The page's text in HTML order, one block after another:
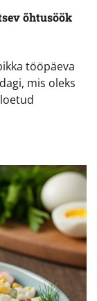
õhtusöök
tööpäeva
mis oleks